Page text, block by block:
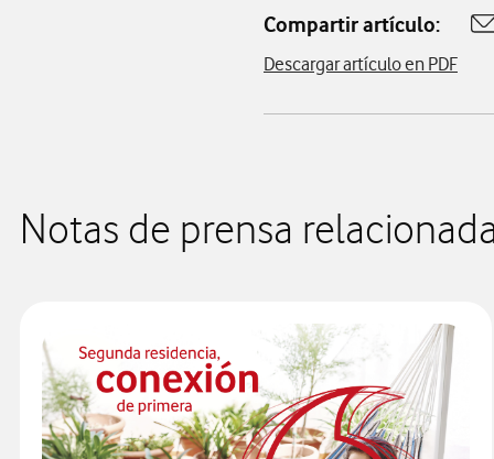
Compartir artículo:
Descargar artículo en PDF
Notas de prensa